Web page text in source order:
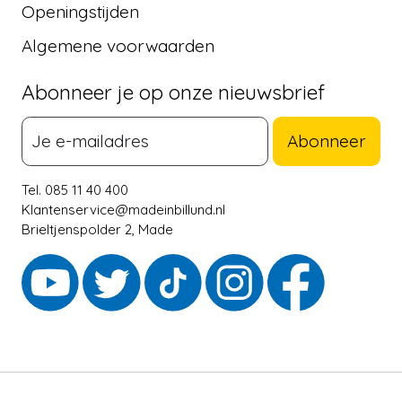
Openingstijden
Algemene voorwaarden
Abonneer je op onze nieuwsbrief
Abonneer
Tel. 085 11 40 400
Klantenservice@madeinbillund.nl
Brieltjenspolder 2, Made